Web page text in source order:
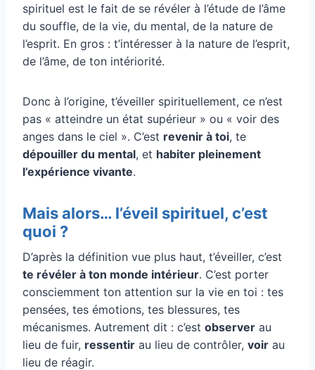
spirituel est le fait de se révéler à l’étude de l’âme
du souffle, de la vie, du mental, de la nature de
l’esprit. En gros : t’intéresser à la nature de l’esprit,
de l’âme, de ton intériorité.
Donc à l’origine, t’éveiller spirituellement, ce n’est
pas « atteindre un état supérieur » ou « voir des
anges dans le ciel ». C’est revenir à toi, te
dépouiller du mental, et habiter pleinement
l’expérience vivante.
Mais alors… l’éveil spirituel, c’est
quoi ?
D’après la définition vue plus haut, t’éveiller, c’est
te révéler à ton monde intérieur. C’est porter
consciemment ton attention sur la vie en toi : tes
pensées, tes émotions, tes blessures, tes
mécanismes. Autrement dit : c’est observer au
lieu de fuir, ressentir au lieu de contrôler, voir au
lieu de réagir.